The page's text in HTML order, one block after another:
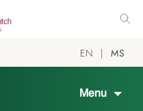
EN MS
Menu